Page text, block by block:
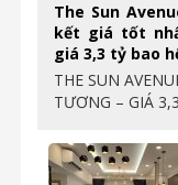
The Sun
kết giá tốt
giá 3,3 tỷ bao
THE SUN
TƯƠNG – GIÁ